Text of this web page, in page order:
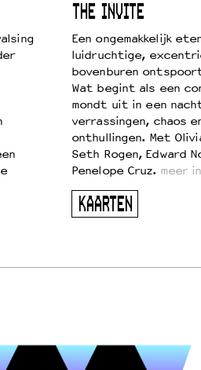
THE INVITE
Een ongemakkelijk
luidruchtige,
bovenburen
Wat begint als een
mondt uit in een
verrassingen, chaos
onthullingen. Met
Seth Rogen, Edward
Penelope Cruz. meer
KAARTEN